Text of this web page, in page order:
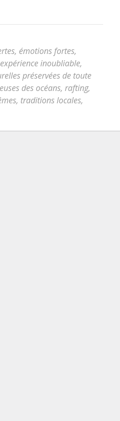
, émotions fortes,
expérience inoubliable,
préservées de toute
des océans, rafting,
, traditions locales,